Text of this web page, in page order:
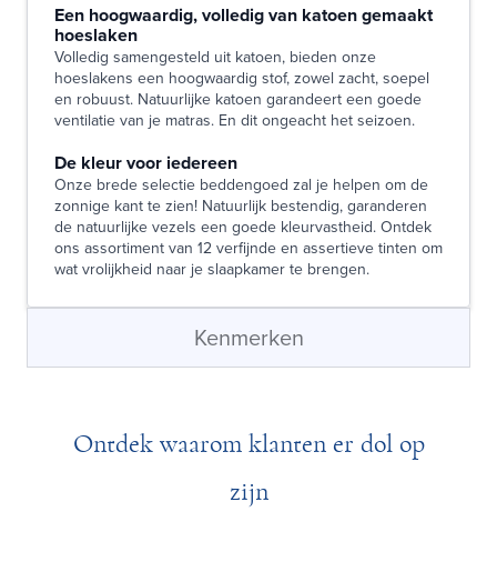
Een hoogwaardig, volledig van katoen gemaakt
hoeslaken
Volledig samengesteld uit katoen, bieden onze
hoeslakens een hoogwaardig stof, zowel zacht, soepel
en robuust. Natuurlijke katoen garandeert een goede
ventilatie van je matras. En dit ongeacht het seizoen.
De kleur voor iedereen
Onze brede selectie beddengoed zal je helpen om de
zonnige kant te zien! Natuurlijk bestendig, garanderen
de natuurlijke vezels een goede kleurvastheid. Ontdek
ons assortiment van 12 verfijnde en assertieve tinten om
wat vrolijkheid naar je slaapkamer te brengen.
Kenmerken
Ontdek waarom klanten er dol op
zijn